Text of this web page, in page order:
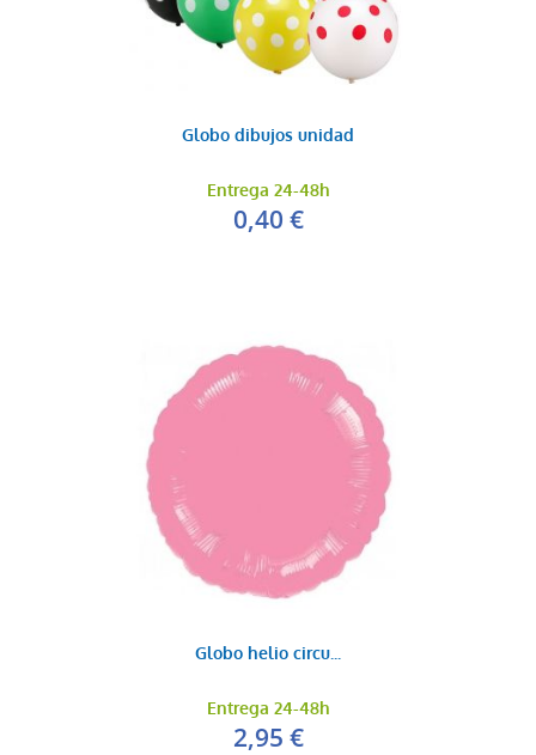
Globo naranja metal
AÑADIR AL CARRITO
AÑADIR AL CARRITO
Globo dibujos unidad
Entrega 24-48h
0,40 €
Globo helio circu...
Entrega 24-48h
2,95 €